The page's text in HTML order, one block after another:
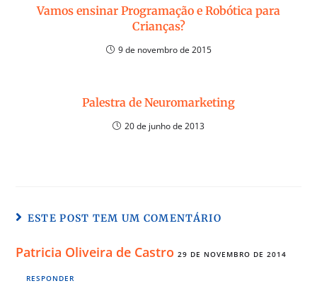
Vamos ensinar Programação e Robótica para
Crianças?
9 de novembro de 2015
Palestra de Neuromarketing
20 de junho de 2013
ESTE POST TEM UM COMENTÁRIO
Patricia Oliveira de Castro 29 DE NOVEMBRO DE 2014
RESPONDER